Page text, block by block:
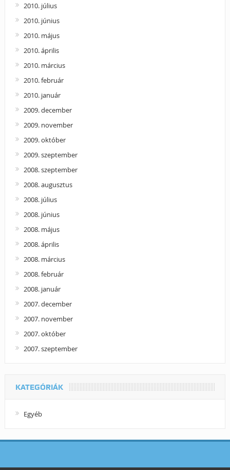
2010. július
2010. június
2010. május
2010. április
2010. március
2010. február
2010. január
2009. december
2009. november
2009. október
2009. szeptember
2008. szeptember
2008. augusztus
2008. július
2008. június
2008. május
2008. április
2008. március
2008. február
2008. január
2007. december
2007. november
2007. október
2007. szeptember
KATEGÓRIÁK
Egyéb